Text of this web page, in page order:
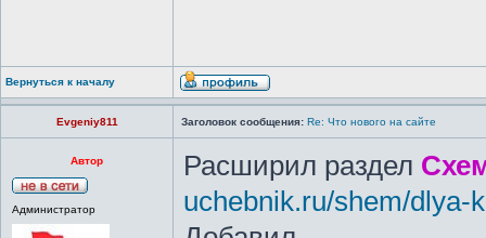
Вернуться к началу
Evgeniy811 Заголовок сообщения: Re: Что нового на сайте
Автор
Администратор
Расширил раздел
uchebnik.ru/shem/dlya-